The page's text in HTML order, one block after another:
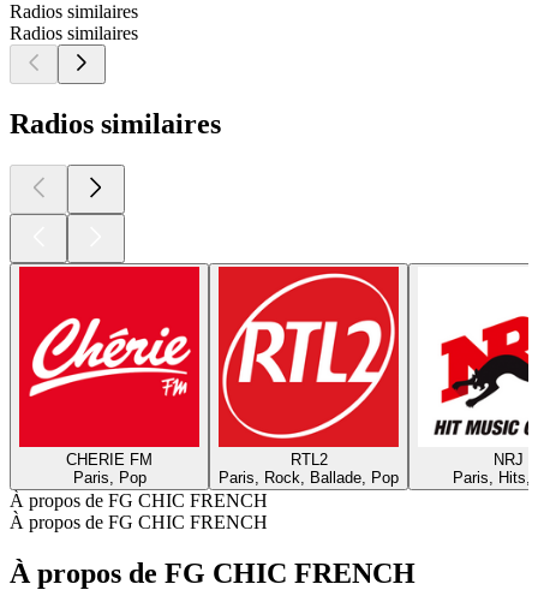
Radios similaires
Radios similaires
Radios similaires
CHERIE FM
Paris, Pop
RTL2
Paris, Rock, Ballade, Pop
NRJ
Paris, Hits,
À propos de FG CHIC FRENCH
À propos de FG CHIC FRENCH
À propos de FG CHIC FRENCH